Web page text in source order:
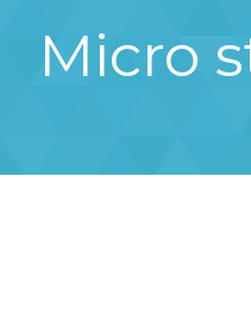
Micro